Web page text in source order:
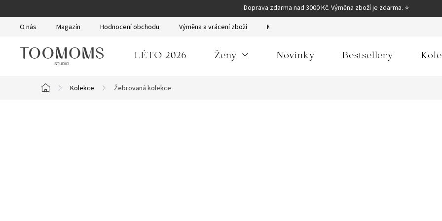
na
obsah
Doprava zdarma nad 3000 Kč. Výměna zboží je zdarma. ⭐
O nás Magazín Hodnocení obchodu Výměna a vrácení zboží Moje objednávka
LÉTO 2026 Ženy Novinky Bestsellery
Domů
Kolekce Žebrovaná kolekce